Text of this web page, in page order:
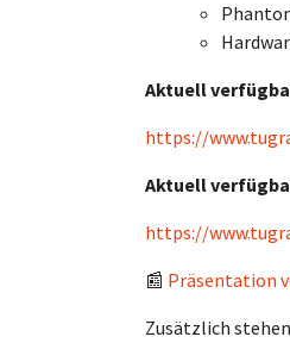
Aktuell
https://
Aktuell
https://
📰 Präsentation
Zusätzlich